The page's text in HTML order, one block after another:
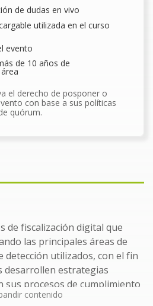
de dudas en vivo
utilizada en el curso
evento
de 10 años de
el derecho de posponer o
con base a sus políticas
quórum.
de fiscalización digital que
las principales áreas de
detección utilizados, con el fin
desarrollen estrategias
sus procesos de cumplimiento
de sanciones.
contenido